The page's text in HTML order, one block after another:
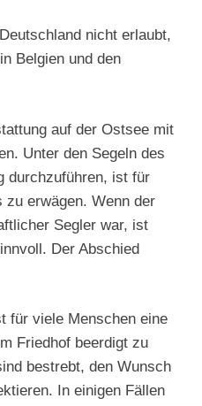
nicht erlaubt,
Belgien und den
auf der Ostsee mit
Unter den Segeln des
durchzuführen, ist für
zu erwägen. Wenn der
Segler war, ist
Der Abschied
für viele Menschen eine
Friedhof beerdigt zu
bestrebt, den Wunsch
In einigen Fällen